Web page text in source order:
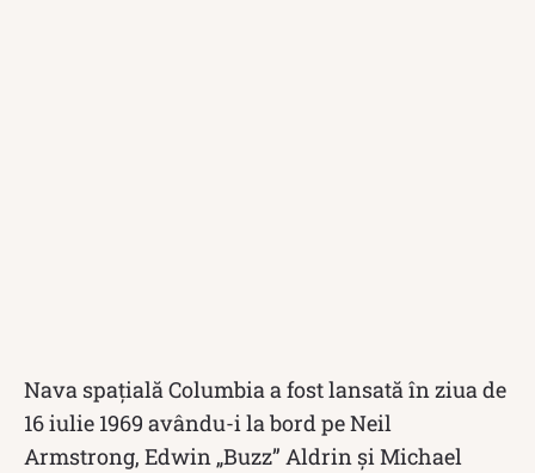
Nava spațială Columbia a fost lansată în ziua de
16 iulie 1969 avându-i la bord pe Neil
Armstrong, Edwin „Buzz” Aldrin și Michael